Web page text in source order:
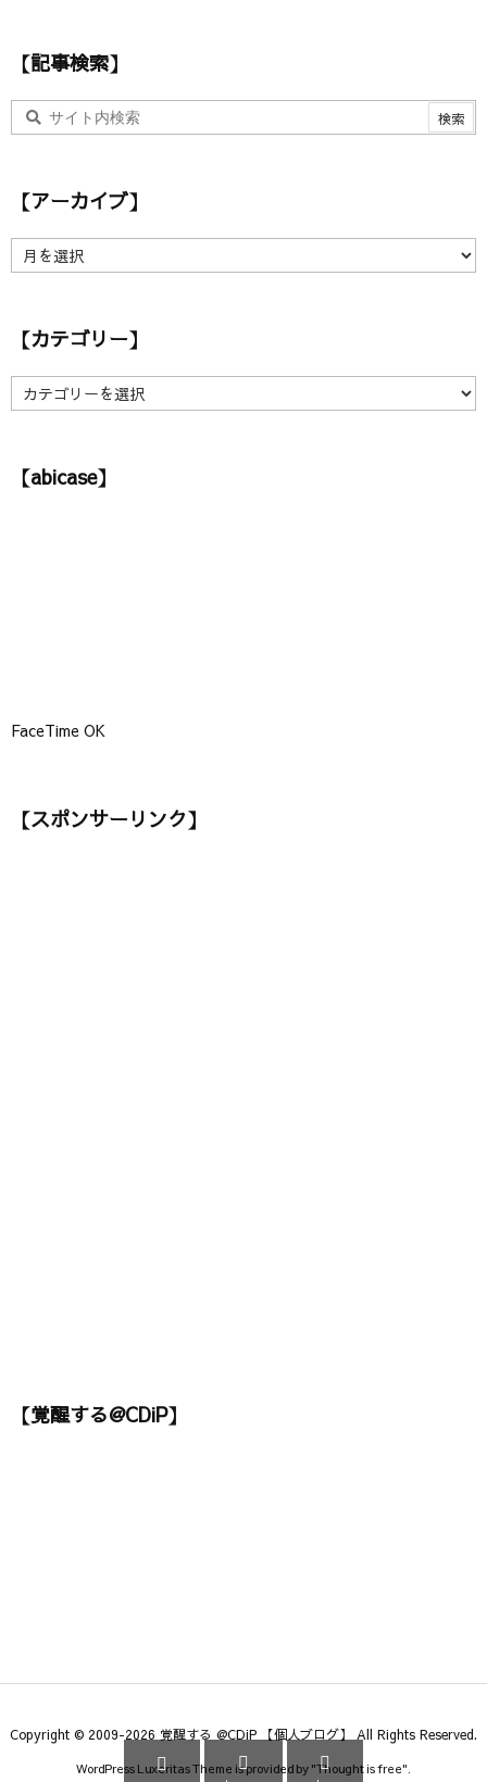
【記事検索】
【アーカイブ】
ア
イ
】
【カテゴリー】
【
カ
リ【abicase】
FaceTime OK
【スポンサーリンク】
【覚醒する@CDiP】
Copyright © 2009-2026 覚醒する @CDiP 【個人ブログ】 All Rights Reserved.
WordPress Luxeritas Theme is provided by "Thought is free".
  